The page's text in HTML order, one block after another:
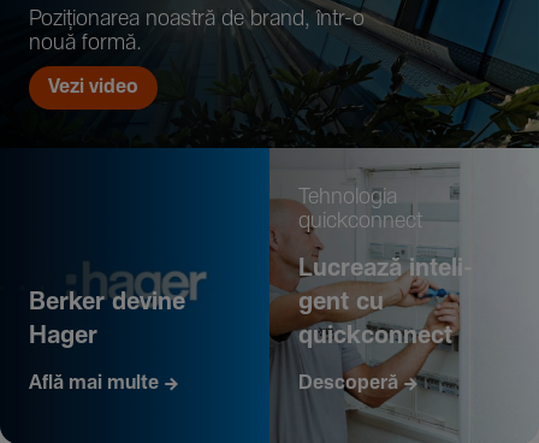
Pozi­țio­narea noastră de brand, într-o
nouă formă.
Vezi video
Berker devine
Hager
Află mai multe
Tehno­logia
quickconnect
Lucrează inte­li­
gent cu
quickconnect
Descoperă